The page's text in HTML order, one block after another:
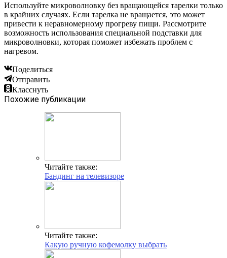
Используйте микроволновку без вращающейся тарелки только
в крайних случаях. Если тарелка не вращается, это может
привести к неравномерному прогреву пищи. Рассмотрите
возможность использования специальной подставки для
микроволновки, которая поможет избежать проблем с
нагревом.
Поделиться
Отправить
Класснуть
Похожие публикации
Читайте также:
Бандинг на телевизоре
Читайте также:
Какую ручную кофемолку выбрать